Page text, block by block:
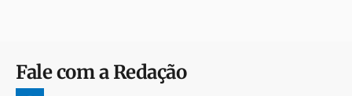
Fale com a Redação